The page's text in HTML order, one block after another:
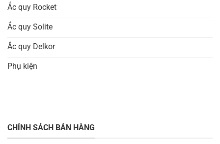
Ắc quy Rocket
Ắc quy Solite
Ắc quy Delkor
Phụ kiện
CHÍNH SÁCH BÁN HÀNG